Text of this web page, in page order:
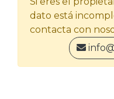
dato está
contacta con